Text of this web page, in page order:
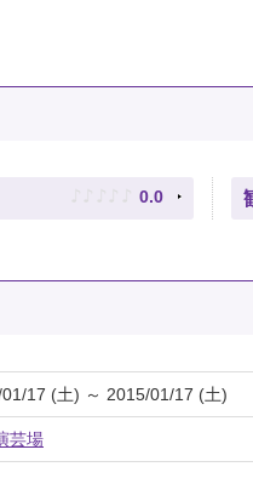
♪ ♪ ♪ ♪ ♪ 0.0
17 (土) ～ 2015/01/17 (土)
芸場